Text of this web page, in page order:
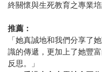
終關懷與生死教育之專業培
推薦：
「她真誠地和我們分享了
識的傳遞，更加上了她豐
反思。」